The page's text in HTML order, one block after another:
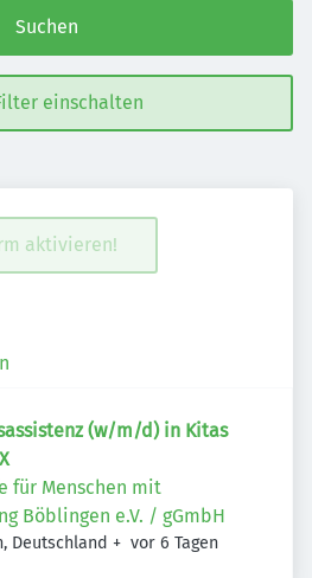
Suchen
einschalten
aktivieren!
(w/m/d) in Kitas
für Menschen mit
Böblingen e.V. / gGmbH
Deutschland + Veröffentlicht
vor 6 Tagen